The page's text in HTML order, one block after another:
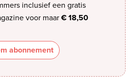
inclusief een gratis
voor maar € 18,50
abonnement